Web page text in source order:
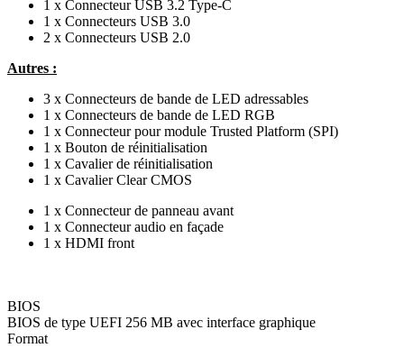
1 x Connecteur USB 3.2 Type-C
1 x Connecteurs USB 3.0
2 x Connecteurs USB 2.0
Autres :
3 x Connecteurs de bande de LED adressables
1 x Connecteurs de bande de LED RGB
1 x Connecteur pour module Trusted Platform (SPI)
1 x Bouton de réinitialisation
1 x Cavalier de réinitialisation
1 x Cavalier Clear CMOS
1 x Connecteur de panneau avant
1 x Connecteur audio en façade
1 x HDMI front
BIOS
BIOS de type UEFI 256 MB avec interface graphique
Format